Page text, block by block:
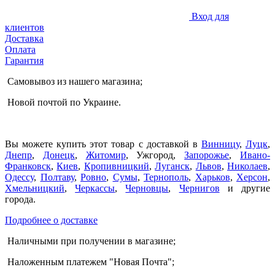
Вход для
клиентов
Доставка
Оплата
Гарантия
Самовывоз из нашего магазина;
Новой почтой по Украине.
Вы можете купить этот товар с доставкой в Винницу,Луцк,
Днепр, Донецк, Житомир, Ужгород,Запорожье,Ивано-
Франковск,Киев, Кропивницкий,Луганск, Львов,Николаев,
Одессу, Полтаву, Ровно, Сумы, Тернополь, Харьков, Херсон,
Хмельницкий,Черкассы,Черновцы, Чернигов и другие
города.
Подробнее о доставке
Наличными при получении в магазине;
Наложенным платежем "Новая Почта";